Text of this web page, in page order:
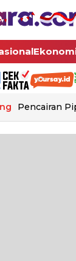
Pencairan